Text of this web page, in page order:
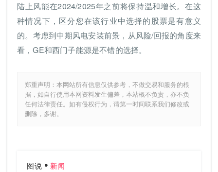
陆上风能在2024/2025年之前将保持温和增长。在这
种情况下，区分您在该行业中选择的股票是有意义
的。考虑到中期风电安装前景，从风险/回报的角度来
看，GE和西门子能源是不错的选择。
郑重声明：本网站所有信息仅供参考，不做交易和服务的根
据，如自行使用本网资料发生偏差，本站概不负责，亦不负
任何法律责任。如有侵权行为，请第一时间联系我们修改或
删除，多谢。
图说 新闻